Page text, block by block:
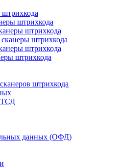
штрихкода
штрихкода
штрихкода
штрихкода
штрихкода
штрихкода
ТСД
данных (ОФД)